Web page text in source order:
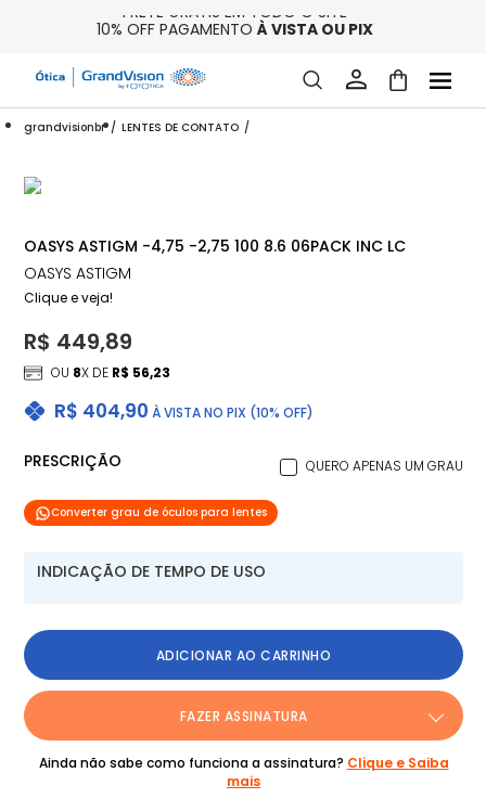
FRETE GRÁTIS EM TODO O SITE
10% OFF PAGAMENTO À VISTA OU PIX
15% OFF NA PRIMEIRA COMPRA (CONSULTE REGULAMENTO)
32% OFF NO COMBO - CONS. REG.
grandvisionbr LENTES DE CONTATO
OASYS ASTIGM -4,75 -2,75 100 8.6 06PACK INC LC
OASYS ASTIGM
Clique e veja!
R$ 404,90 À VISTA NO PIX (10% OFF)
R$ 449,89
OU 8X DE R$ 56,23
PRESCRIÇÃO QUERO APENAS UM GRAU
Converter grau de óculos para lentes
INDICAÇÃO DE TEMPO DE USO
ADICIONAR AO CARRINHO
FAZER ASSINATURA
Ainda não sabe como funciona a assinatura? Clique e Saiba
mais